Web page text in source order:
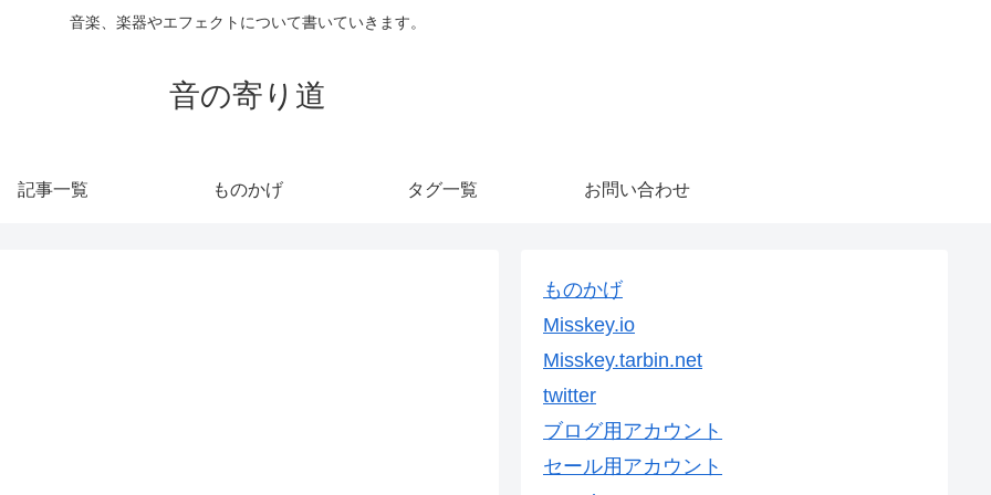
音楽、楽器やエフェクトについて書いていきます。
音の寄り道
記事一覧 ものかげ タグ一覧 お問い合わせ
ものかげ
Misskey.io
Misskey.tarbin.net
twitter
ブログ用アカウント
セール用アカウント